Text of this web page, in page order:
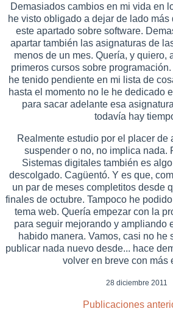
Demasiados cambios en mi vida en
he visto obligado a dejar de lado más
este apartado sobre software.
apartar también las asignaturas de
menos de un mes. Quería, y quiero,
primeros cursos sobre
he tenido pendiente en mi lista de
hasta el momento no le he dedicado
para sacar adelante esa
todavía hay
Realmente estudio por el placer de
suspender o no, no implica nada.
Sistemas digitales también es
descolgado. Cagüentó. Y es que,
un par de meses completitos desde
finales de octubre. Tampoco he
tema web. Quería empezar con la
para seguir mejorando y ampliando
habido manera. Vamos, casi no he
publicar nada nuevo desde... hace
volver en breve con más
28 diciembre 2011
Publicaciones